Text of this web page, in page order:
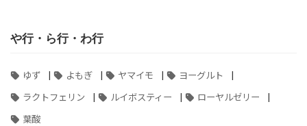
や行・ら行・わ行
ゆず | よもぎ | ヤマイモ | ヨーグルト |
ラクトフェリン | ルイボスティー | ローヤルゼリー |
葉酸